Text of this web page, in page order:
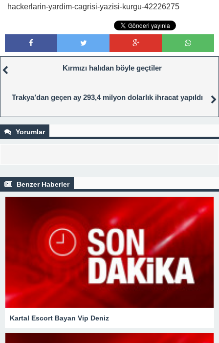
hackerlarin-yardim-cagrisi-yazisi-kurgu-42226275
Kırmızı halıdan böyle geçtiler
Trakya’dan geçen ay 293,4 milyon dolarlık ihracat yapıldı
Yorumlar
Benzer Haberler
Kartal Escort Bayan Vip Deniz